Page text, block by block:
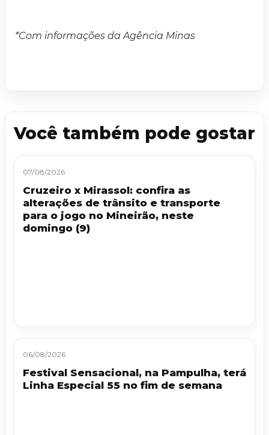
*Com informações da Agência Minas
Você também pode gostar
07/08/2026
Cruzeiro x Mirassol: confira as
alterações de trânsito e transporte
para o jogo no Mineirão, neste
domingo (9)
06/08/2026
Festival Sensacional, na Pampulha, terá
Linha Especial 55 no fim de semana